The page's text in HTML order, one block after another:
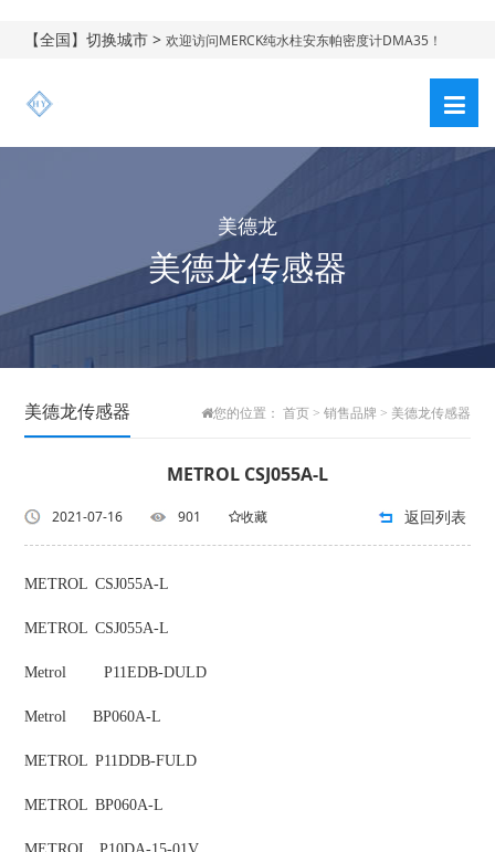
【全国】切换城市 >欢迎访问MERCK纯水柱安东帕密度计DMA35！
美德龙
美德龙传感器
美德龙传感器 您的位置： 首页> 销售品牌 > 美德龙传感器
METROL CSJ055A-L
2021-07-16 901 收藏 返回列表
METROL CSJ055A-L
METROL CSJ055A-L
Metrol P11EDB-DULD
Metrol BP060A-L
METROL P11DDB-FULD
METROL BP060A-L